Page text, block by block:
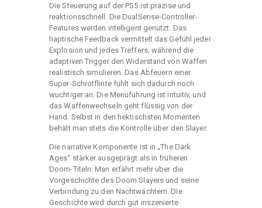
Die Steuerung auf der PS5 ist präzise und
reaktionsschnell. Die DualSense-Controller-
Features werden intelligent genutzt. Das
haptische Feedback vermittelt das Gefühl jeder
Explosion und jedes Treffers, während die
adaptiven Trigger den Widerstand von Waffen
realistisch simulieren. Das Abfeuern einer
Super-Schrotflinte fühlt sich dadurch noch
wuchtiger an. Die Menüführung ist intuitiv, und
das Waffenwechseln geht flüssig von der
Hand. Selbst in den hektischsten Momenten
behält man stets die Kontrolle über den Slayer.
Die narrative Komponente ist in „The Dark
Ages“ stärker ausgeprägt als in früheren
Doom-Titeln. Man erfährt mehr über die
Vorgeschichte des Doom Slayers und seine
Verbindung zu den Nachtwächtern. Die
Geschichte wird durch gut inszenierte